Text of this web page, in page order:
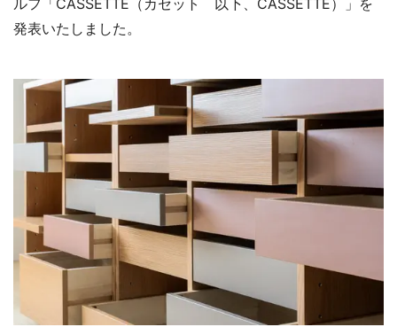
ルフ「CASSETTE（カセット 以下、CASSETTE）」を
発表いたしました。